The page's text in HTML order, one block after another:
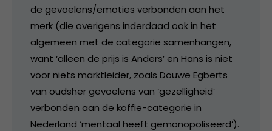
de gevoelens/emoties verbonden aan het
merk (die overigens inderdaad ook in het
algemeen met de categorie samenhangen,
want ‘alleen de prijs is Anders’ en Hans is niet
voor niets marktleider, zoals Douwe Egberts
van oudsher gevoelens van ‘gezelligheid’
verbonden aan de koffie-categorie in
Nederland ‘mentaal heeft gemonopoliseerd’).